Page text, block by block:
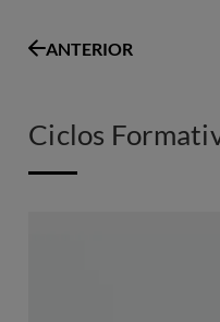
ANTERIOR
Ciclos